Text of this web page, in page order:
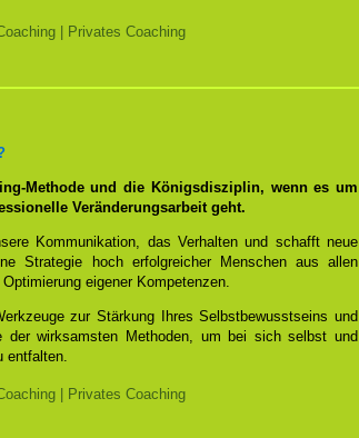
| Privates Coaching
Methode und die Königsdisziplin, wenn es um
Veränderungsarbeit geht.
Kommunikation, das Verhalten und schafft neue
Strategie hoch erfolgreicher Menschen aus allen
eigener Kompetenzen.
zur Stärkung Ihres Selbstbewusstseins und
der wirksamsten Methoden, um bei sich selbst und
entfalten.
| Privates Coaching